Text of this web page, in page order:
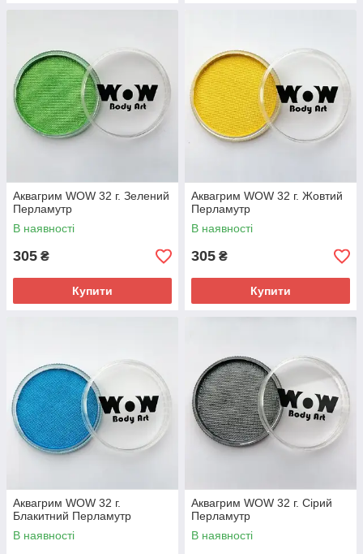
Аквагрим WOW 32 г. Зелений
Перламутр
В наявності
305 ₴
Купити
Аквагрим WOW 32 г. Жовтий
Перламутр
В наявності
305 ₴
Купити
Аквагрим WOW 32 г.
Блакитний Перламутр
В наявності
Аквагрим WOW 32 г. Сірий
Перламутр
В наявності